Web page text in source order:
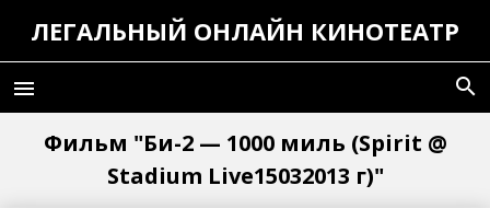
ЛЕГАЛЬНЫЙ ОНЛАЙН КИНОТЕАТР
menu search
Фильм "Би-2 — 1000 миль (Spirit @
Stadium Live15032013 г)"